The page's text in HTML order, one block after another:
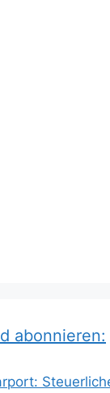
abonnieren: